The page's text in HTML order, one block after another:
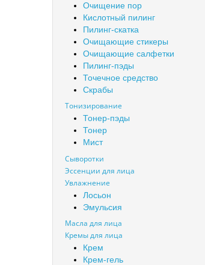
Очищение пор
Кислотный пилинг
Пилинг-скатка
Очищающие стикеры
Очищающие салфетки
Пилинг-пэды
Точечное средство
Скрабы
Тонизирование
Тонер-пэды
Тонер
Мист
Сыворотки
Эссенции для лица
Увлажнение
Лосьон
Эмульсия
Масла для лица
Кремы для лица
Крем
Крем-гель